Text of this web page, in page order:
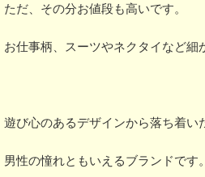
ただ、その分お値段も高いです。
お仕事柄、スーツやネクタイなど細
遊び心のあるデザインから落ち着い
男性の憧れともいえるブランドです。